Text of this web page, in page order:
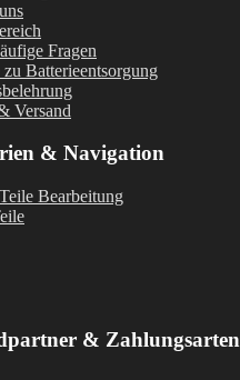
Fragen
Batterieentsorgung
Versand
& Navigation
Bearbeitung
& Zahlungsarten